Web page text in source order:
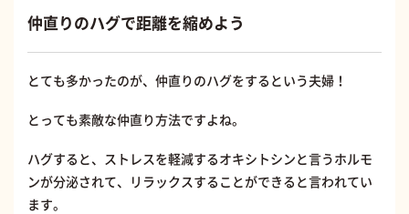
仲直りのハグで距離を縮めよう
とても多かったのが、仲直りのハグをするという夫婦！
とっても素敵な仲直り方法ですよね。
ハグすると、ストレスを軽減するオキシトシンと言うホルモ
ンが分泌されて、リラックスすることができると言われてい
ます。